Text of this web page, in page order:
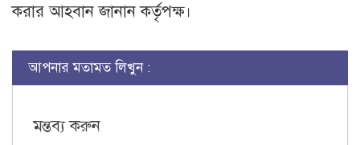
করার আহবান জানান কর্তৃপক্ষ।
আপনার মতামত লিখুন :
মন্তব্য করুন